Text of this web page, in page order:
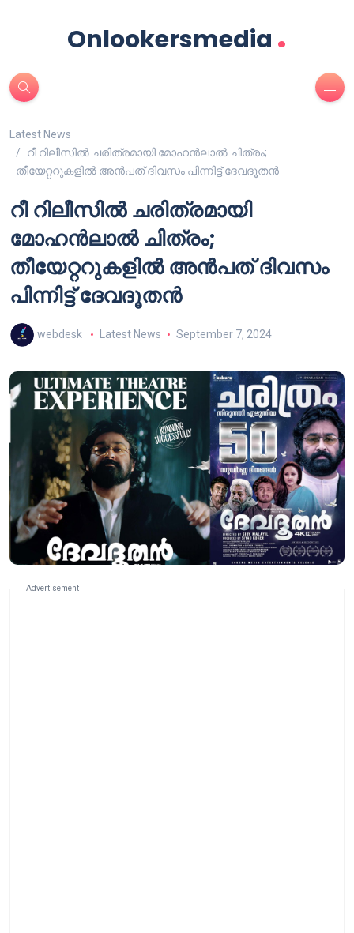
Onlookersmedia .
Latest News
റീ റിലീസിൽ ചരിത്രമായി മോഹൻലാൽ ചിത്രം;
തീയേറ്ററുകളിൽ അൻപത് ദിവസം പിന്നിട്ട് ദേവദൂതൻ
റീ റിലീസിൽ ചരിത്രമായി
മോഹൻലാൽ ചിത്രം;
തീയേറ്ററുകളിൽ അൻപത് ദിവസം
പിന്നിട്ട് ദേവദൂതൻ
webdesk Latest News September 7, 2024
Advertisement